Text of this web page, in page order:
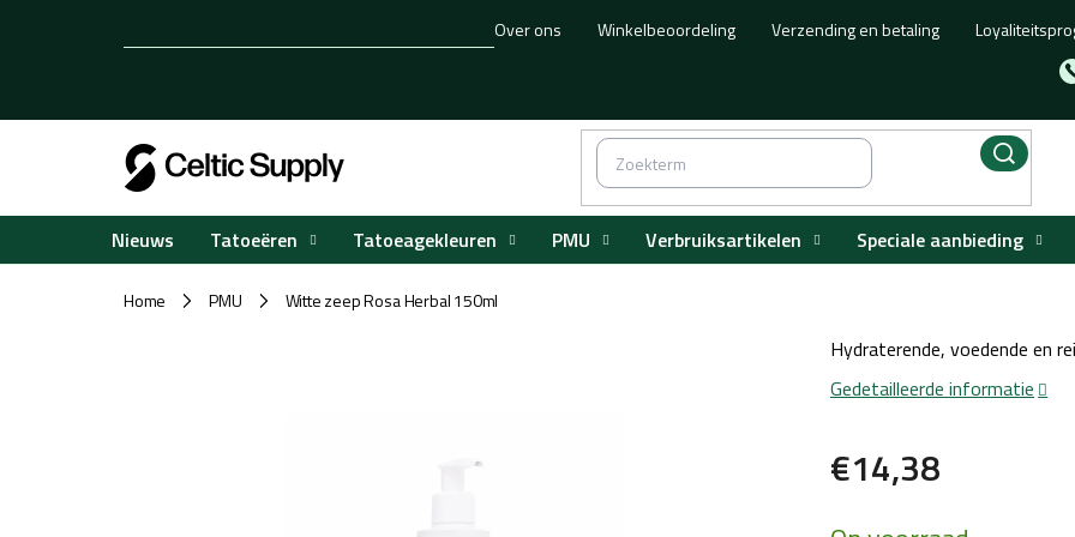
Over ons Winkelbeoordeling Verzending en betaling
Nieuws Tatoeëren Tatoeagekleuren PMU Verbruiksartikelen Speciale aanbieding
Home / PMU / Witte zeep Rosa Herbal 150ml
€14,38
Hydraterende, voedende en
Gedetailleerde informatie